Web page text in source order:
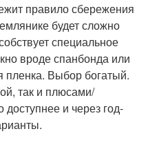
правило сбережения
будет сложно
специальное
вроде спанбонда или
пленка. Выбор богатый.
так и плюсами/
и через год-